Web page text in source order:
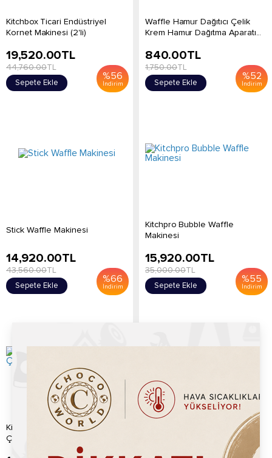
Kitchbox Ticari Endüstriyel
Kornet Makinesi (2'li)
%56
İndirim
19,520.00TL
44,760.00TL
Sepete Ekle
Waffle Hamur Dağıtıcı Çelik
Krem Hamur Dağıtma Aparatı...
%52
İndirim
840.00TL
1,750.00TL
Sepete Ekle
Stick Waffle Makinesi
%66
İndirim
14,920.00TL
43,560.00TL
Sepete Ekle
Kitchpro Bubble Waffle
Makinesi
%55
İndirim
15,920.00TL
35,000.00TL
Sepete Ekle
Kitchbox Ticari Endüstriyel
Çiçek Waffle Makinesi (2'li...